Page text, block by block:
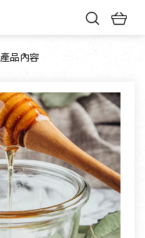
目前頁面：
產品內容